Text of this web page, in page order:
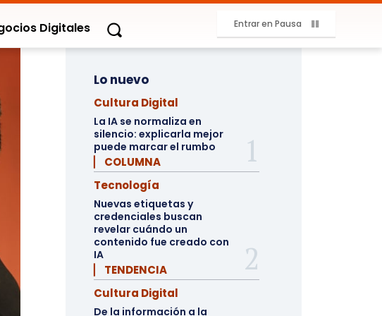
Digitales Entrar en Pausa
Lo nuevo
Cultura Digital
La IA se normaliza en
silencio: explicarla mejor
puede marcar el rumbo
▏ COLUMNA
Tecnología
Nuevas etiquetas y
credenciales buscan
revelar cuándo un
contenido fue creado con
IA
▏ TENDENCIA
Cultura Digital
De la información a la